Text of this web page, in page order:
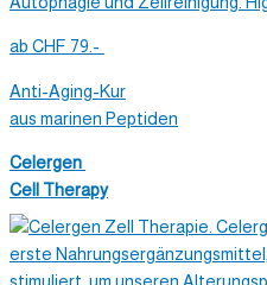
ab CHF 79.-
Anti-Aging-Kur
aus marinen Peptiden
Celergen
Cell Therapy